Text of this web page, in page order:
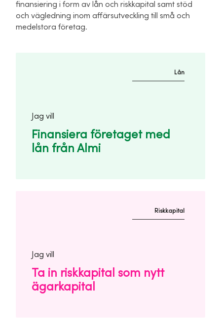
finansiering i form av lån och riskkapital samt stöd
och vägledning inom affärsutveckling till små och
medelstora företag.
Lån
Jag vill
Finansiera företaget med
lån från Almi
Riskkapital
Jag vill
Ta in riskkapital som nytt
ägarkapital